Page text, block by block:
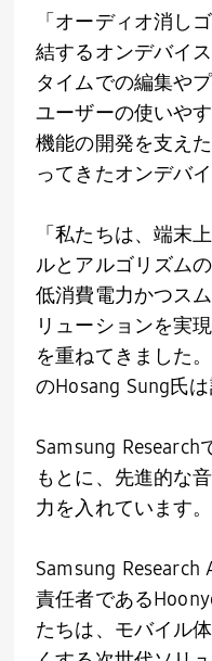
「オーディオ消し
結するオンデバイス
タイムでの編集や
ユーザーの使いや
機能の開発を支えた
ってきたオンデバ
「私たちは、端末
ルとアルゴリズム
低消費電力かつス
リューションを実
を重ねてきました。
のHosang Sung氏は
Samsung Research
もとに、先進的な
力を入れています。
Samsung
責任者である
たちは、モバイル